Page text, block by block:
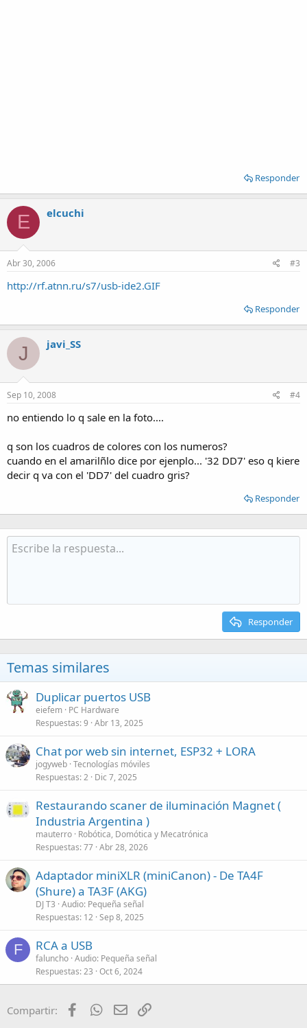
Responder
E elcuchi
Abr 30, 2006 #3
http://rf.atnn.ru/s7/usb-ide2.GIF
Responder
J javi_SS
Sep 10, 2008 #4
no entiendo lo q sale en la foto....
q son los cuadros de colores con los numeros?
cuando en el amarilñlo dice por ejenplo... '32 DD7' eso q kiere
decir q va con el 'DD7' del cuadro gris?
Responder
Responder
Temas similares
Duplicar puertos USB
eiefem PC Hardware
Respuestas 9 Abr 13, 2025
Chat por web sin internet, ESP32 + LORA
jogyweb Tecnologías móviles
Respuestas 2 Dic 7, 2025
Restaurando scaner de iluminación Magnet (
Industria Argentina )
mauterro Robótica, Domótica y Mecatrónica
Respuestas 77 Abr 28, 2026
Adaptador miniXLR (miniCanon) - De TA4F
(Shure) a TA3F (AKG)
DJ T3 Audio: Pequeña señal
Respuestas 12 Sep 8, 2025
F RCA a USB
faluncho Audio: Pequeña señal
Respuestas 23 Oct 6, 2024
Compartir: FacebookWhatsApp
Email